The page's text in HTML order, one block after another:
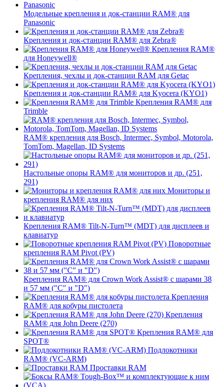
Модельные крепления и док-станции RAM® для
Panasonic
Крепления и док-станции RAM® для Zebra®
Крепления RAM®
для Honeywell®
Крепления, чехлы и док-станции RAM для Getac
Крепления и док-станции RAM® для Kyocera (KYO1)
Крепления RAM® для
Trimble
RAM® крепления для Bosch, Intermec, Symbol, Motorola,
TomTom, Magellan, ID Systems
Настольные опоры RAM® для мониторов и др. (251,
291)
Мониторы и
крепления RAM® для них
Крепления RAM® Tilt-N-Turn™ (MDT) для дисплеев и
клавиатур
Поворотные
крепления RAM Pivot (PV)
Крепления RAM® для Crown Work Assist® с шарами 38
и 57 мм ("C" и "D")
Крепления
RAM® для кобуры пистолета
Крепления
RAM® для John Deere (270)
Крепления RAM® для
SPOT®
Подлокотники
RAM® (VC-ARM)
Проставки RAM